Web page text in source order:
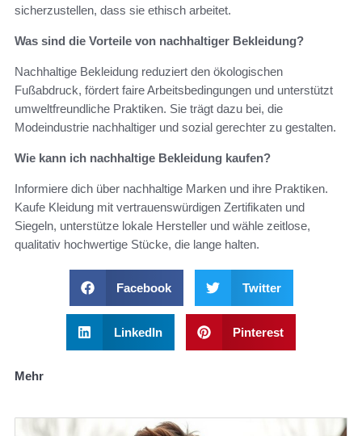
sicherzustellen, dass sie ethisch arbeitet.
Was sind die Vorteile von nachhaltiger Bekleidung?
Nachhaltige Bekleidung reduziert den ökologischen
Fußabdruck, fördert faire Arbeitsbedingungen und unterstützt
umweltfreundliche Praktiken. Sie trägt dazu bei, die
Modeindustrie nachhaltiger und sozial gerechter zu gestalten.
Wie kann ich nachhaltige Bekleidung kaufen?
Informiere dich über nachhaltige Marken und ihre Praktiken.
Kaufe Kleidung mit vertrauenswürdigen Zertifikaten und
Siegeln, unterstütze lokale Hersteller und wähle zeitlose,
qualitativ hochwertige Stücke, die lange halten.
Facebook Twitter
LinkedIn Pinterest
Mehr